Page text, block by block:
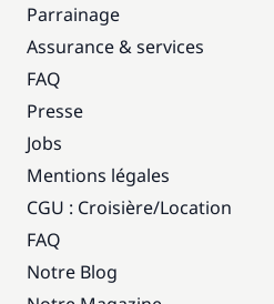
Parrainage
Assurance & services
FAQ
Presse
Jobs
Mentions légales
CGU : Croisière/Location
FAQ
Notre Blog